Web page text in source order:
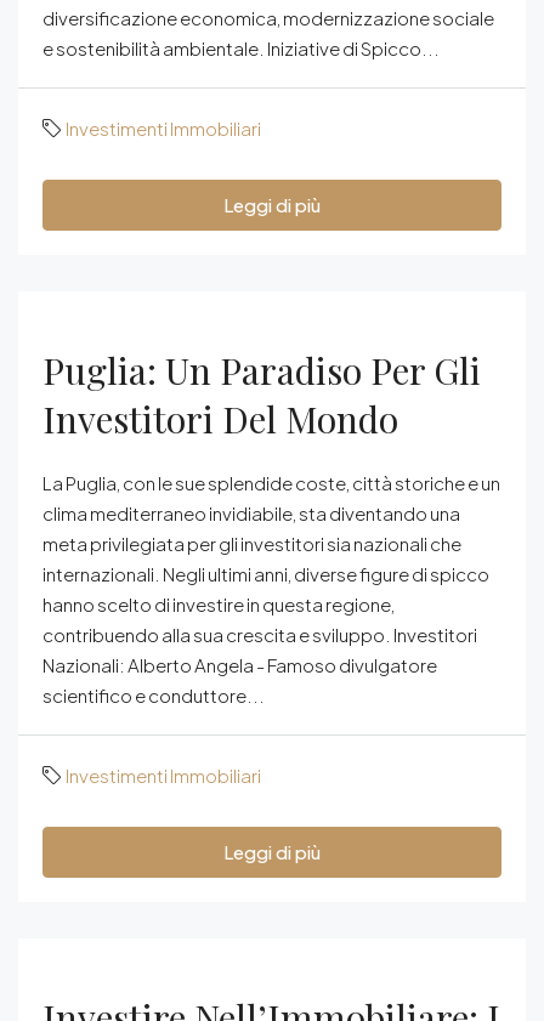
diversificazione economica, modernizzazione sociale
e sostenibilità ambientale. Iniziative di Spicco...
Investimenti Immobiliari
Leggi di più
Puglia: Un Paradiso Per Gli
Investitori Del Mondo
La Puglia, con le sue splendide coste, città storiche e un
clima mediterraneo invidiabile, sta diventando una
meta privilegiata per gli investitori sia nazionali che
internazionali. Negli ultimi anni, diverse figure di spicco
hanno scelto di investire in questa regione,
contribuendo alla sua crescita e sviluppo. Investitori
Nazionali: Alberto Angela - Famoso divulgatore
scientifico e conduttore...
Investimenti Immobiliari
Leggi di più